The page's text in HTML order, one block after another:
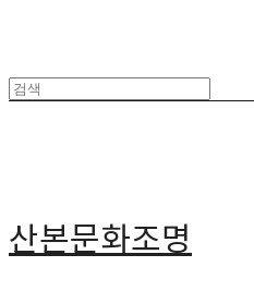
산본문화조명